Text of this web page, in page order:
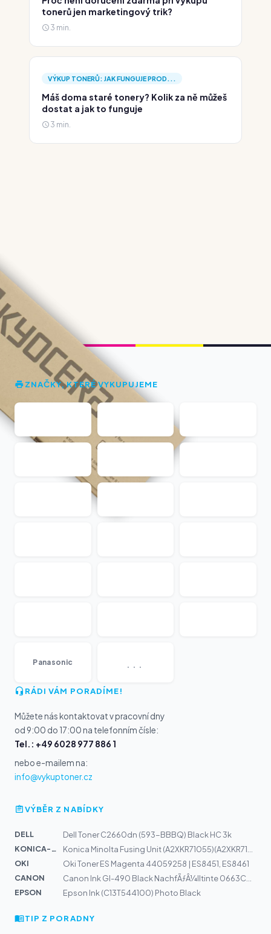
tonerů jen marketingový trik?
3 min.
VÝKUP TONERŮ: JAK FUNGUJE PROD...
Máš doma staré tonery? Kolik za ně můžeš
dostat a jak to funguje
3 min.
ZNAČKY, KTERÉ VYKUPUJEME
Panasonic ...
RÁDI VÁM PORADÍME!
Můžete nás kontaktovat v pracovní dny
od 9:00 do 17:00 na telefonním čísle:
Tel.: +49 6028 977 886 1
nebo e-mailem na:
info@vykuptoner.cz
VÝBĚR Z NABÍDKY
DELL
Dell Toner C2660dn (593-BBBQ) Black HC 3k
KONICA-MIN...
OKI
Oki Toner ES Magenta 44059258 | ES8451, ES8461
CANON
EPSON
Epson Ink (C13T544100) Photo Black
TIP Z PORADNY